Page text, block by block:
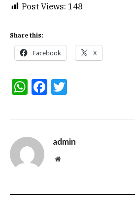
Post Views: 148
Share this:
Facebook X
WhatsApp
Facebook
admin
Website